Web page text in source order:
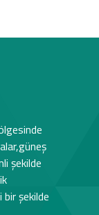
şekilde
bir şekilde